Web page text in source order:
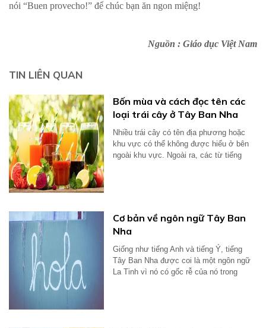
nói “Buen provecho!” để chúc bạn ăn ngon miệng!
Nguồn : Giáo dục Việt Nam
TIN LIÊN QUAN
Bốn mùa và cách đọc tên các
loại trái cây ở Tây Ban Nha
Nhiều trái cây có tên địa phương hoặc
khu vực có thể không được hiểu ở bên
ngoài khu vực. Ngoài ra, các từ tiếng
Cơ bản về ngôn ngữ Tây Ban
Nha
Giống như tiếng Anh và tiếng Ý, tiếng
Tây Ban Nha được coi là một ngôn ngữ
La Tinh vì nó có gốc rễ của nó trong